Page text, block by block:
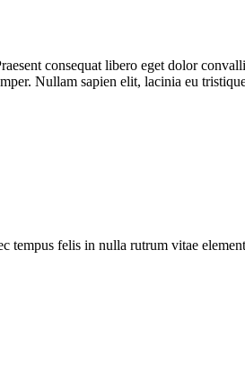
consequat libero eget dolor
Nullam sapien elit, lacinia eu
tempus felis in nulla rutrum vitae